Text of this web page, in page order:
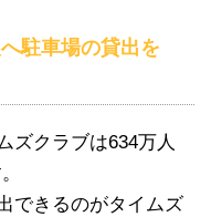
駐車場の貸出を
ズクラブは634万人
できるのがタイムズ